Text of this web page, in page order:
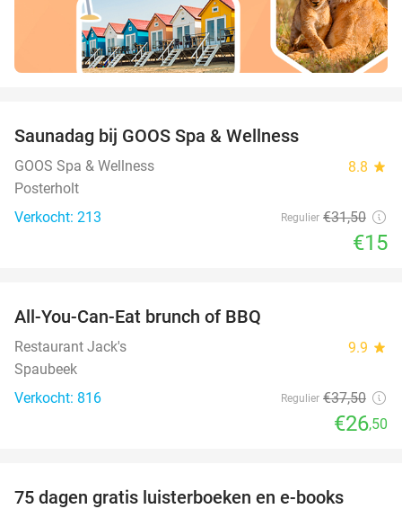
Saunadag bij GOOS Spa & Wellness
GOOS Spa & Wellness 8.8 star
Posterholt
Verkocht: 213
Regulier €31,50
€15
All-You-Can-Eat brunch of BBQ
Restaurant Jack's 9.9 star
Spaubeek
Verkocht: 816
Regulier €37,50
€26,50
75 dagen gratis luisterboeken en e-books